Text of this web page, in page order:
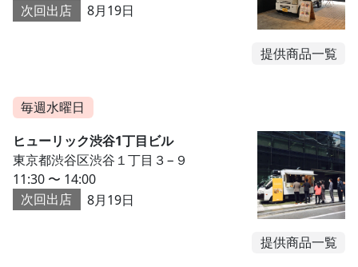
次回出店
8月19日
提供商品一覧
毎週水曜日
ヒューリック渋谷1丁目ビル
東京都渋谷区渋谷１丁目３−９
11:30 〜 14:00
次回出店
8月19日
提供商品一覧